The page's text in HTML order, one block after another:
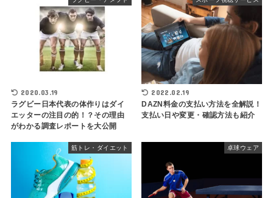
2020.03.19
ラグビー日本代表の体作りはダイ
エッターの注目の的！？その理由
がわかる調査レポートを大公開
2022.02.19
DAZN料金の支払い方法を全解説！
支払い日や変更・確認方法も紹介
筋トレ・ダイエット 卓球ウェア